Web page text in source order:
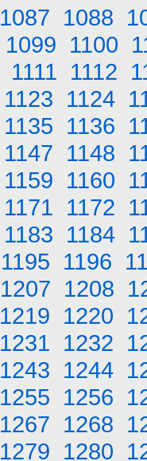
1087 1088
1099 1100
1111 1112
1123 1124
1135 1136
1147 1148
1159 1160
1171 1172
1183 1184
1195 1196
1207 1208
1219 1220
1231 1232
1243 1244
1255 1256
1267 1268
1279 1280